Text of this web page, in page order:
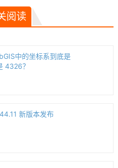
阅读
中的坐标系到底是
4326？
新版本发布